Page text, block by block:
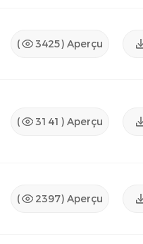
( 3425) Aperçu
( 3141 ) Aperçu
( 2397) Aperçu